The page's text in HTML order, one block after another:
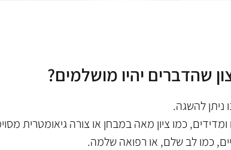
שהדברים יהיו מושלמים?
ניתן להשגה.
כמו ציון מאה במבחן או צורה גיאומטרית
כמו לב שלם, או רפואה שלמה.